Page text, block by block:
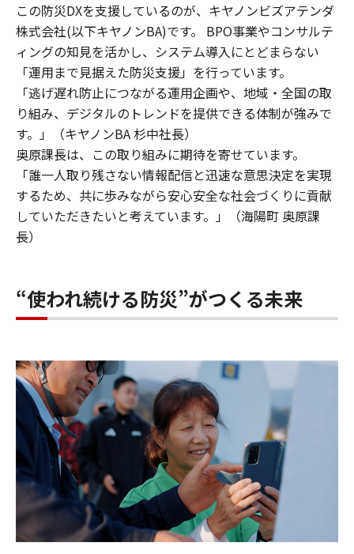
この防災DXを支援しているのが、キヤノンビズアテンダ
株式会社(以下キヤノンBA)です。 BPO事業やコンサルテ
ィングの知見を活かし、システム導入にとどまらない
「運用まで見据えた防災支援」を行っています。
「逃げ遅れ防止につながる運用企画や、地域・全国の取
り組み、デジタルのトレンドを提供できる体制が強みで
す。」（キヤノンBA 杉中社長）
奥原課長は、この取り組みに期待を寄せています。
「誰一人取り残さない情報配信と迅速な意思決定を実現
するため、共に歩みながら安心安全な社会づくりに貢献
していただきたいと考えています。」（海陽町 奥原課
長）
“使われ続ける防災”がつくる未来